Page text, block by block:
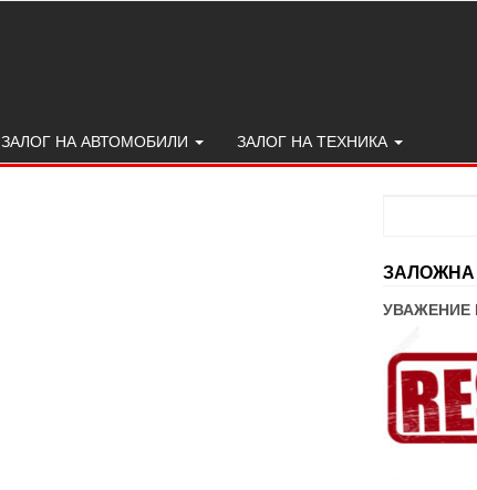
ЗАЛОГ НА АВТОМОБИЛИ ЗАЛОГ НА ТЕХНИКА
УВАЖЕНИЕ